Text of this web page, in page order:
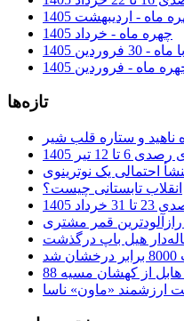
ماه - اردیبهشت 1405
چهره ماه - خرداد 1405
1405
ماه - فروردین 1405
تازه‌ها
ناهید و ستاره قلب شیر
تا 12 تیر 1405
احتمالی یک نوترینوی
انقلاب تابستانی چیست؟
1405
قمر مشتری
هیل باپ درگذشت
از کهشان مسیه 88
ارزشمند «ماون» ناسا